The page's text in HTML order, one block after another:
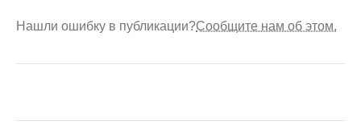
Нашли ошибку в публикации?Сообщите нам об этом.